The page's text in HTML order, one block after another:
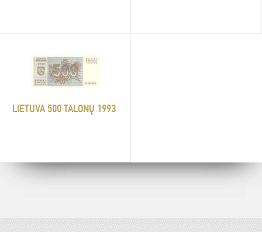
LIETUVA 500 TALONŲ 1993